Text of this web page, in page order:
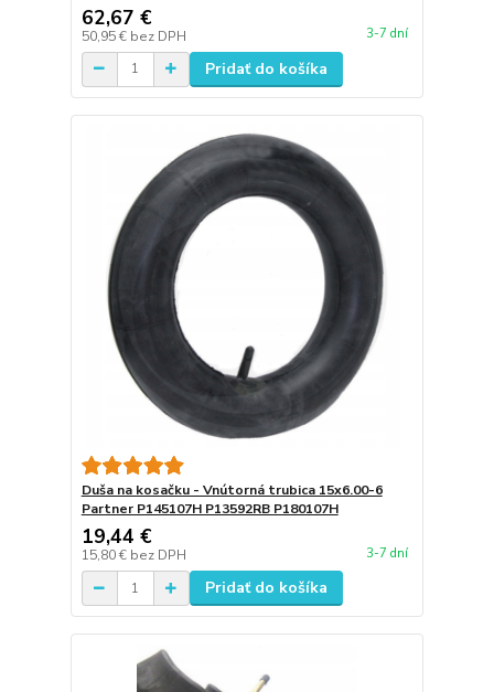
62,67 €
50,95 € bez DPH 3-7 dní
Pridať do košíka
Duša na kosačku - Vnútorná trubica 15x6.00-6
Partner P145107H P13592RB P180107H
19,44 €
15,80 € bez DPH 3-7 dní
Pridať do košíka